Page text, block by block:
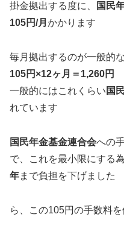
掛金拠出する度に、 国民
105円/月 かかります
毎月拠出するのが一般的な
105円×12ヶ月＝1,260円
一般的にはこれくらい 国
れています
国民年金基金連合会への
で、これを最小限にする
年まで負担を下げました
ら、この105円の手数料